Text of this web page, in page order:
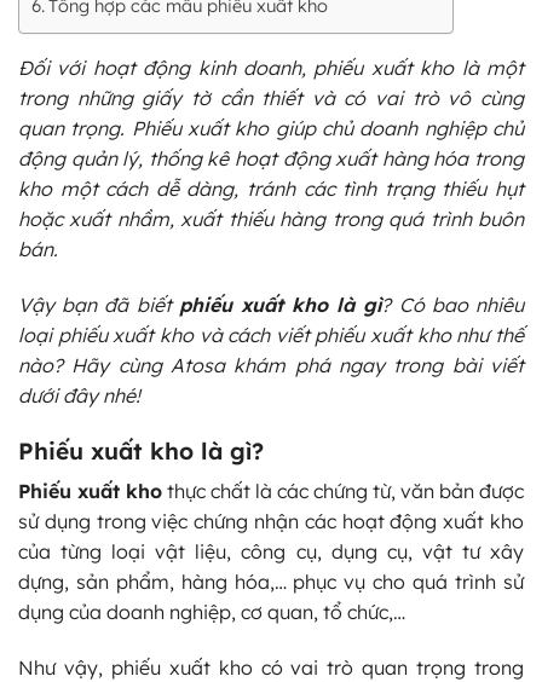
Tổng hợp các mẫu phiếu xuất kho
Đối với hoạt động kinh doanh, phiếu xuất kho là một
trong những giấy tờ cần thiết và có vai trò vô cùng
quan trọng. Phiếu xuất kho giúp chủ doanh nghiệp chủ
động quản lý, thống kê hoạt động xuất hàng hóa trong
kho một cách dễ dàng, tránh các tình trạng thiếu hụt
hoặc xuất nhầm, xuất thiếu hàng trong quá trình buôn
bán.
Vậy bạn đã biết phiếu xuất kho là gì? Có bao nhiêu
loại phiếu xuất kho và cách viết phiếu xuất kho như thế
nào? Hãy cùng Atosa khám phá ngay trong bài viết
dưới đây nhé!
Phiếu xuất kho là gì?
Phiếu xuất kho thực chất là các chứng từ, văn bản được
sử dụng trong việc chứng nhận các hoạt động xuất kho
của từng loại vật liệu, công cụ, dụng cụ, vật tư xây
dựng, sản phẩm, hàng hóa,… phục vụ cho quá trình sử
dụng của doanh nghiệp, cơ quan, tổ chức,…
Như vậy, phiếu xuất kho có vai trò quan trọng trong